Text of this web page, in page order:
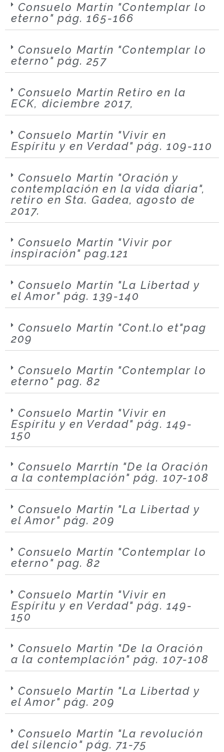
Consuelo Martín "Contemplar lo
eterno" pág. 165-166
Consuelo Martín "Contemplar lo
eterno" pág. 257
Consuelo Martín Retiro en la
ECK, diciembre 2017,
Consuelo Martín "Vivir en
Espíritu y en Verdad" pág. 109-110
Consuelo Martín "Oración y
contemplación en la vida diaria",
retiro en Sta. Gadea, agosto de
2017.
Consuelo Martín "Vivir por
inspiración" pag.121
Consuelo Martín "La Libertad y
el Amor" pág. 139-140
Consuelo Martín "Cont.lo et"pag
209
Consuelo Martín "Contemplar lo
eterno" pag. 82
Consuelo Martin "Vivir en
Espíritu y en Verdad" pág. 149-
150
Consuelo Marrtín "De la Oración
a la contemplación" pág. 107-108
Consuelo Martín "La Libertad y
el Amor" pág. 209
Consuelo Martín "Contemplar lo
eterno" pag. 82
Consuelo Martín "Vivir en
Espíritu y en Verdad" pág. 149-
150
Consuelo Martín "De la Oración
a la contemplación" pág. 107-108
Consuelo Martín "La Libertad y
el Amor" pág. 209
Consuelo Martín "La revolución
del silencio" pág. 71-75